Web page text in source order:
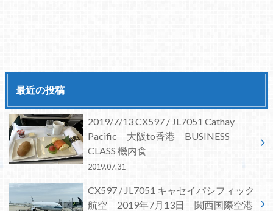
最近の投稿
2019/7/13 CX597 / JL7051 Cathay
Pacific 大阪to香港 BUSINESS
CLASS 機内食
2019.07.31
CX597 / JL7051 キャセイパシフィック
航空 2019年7月13日 関西国際空港